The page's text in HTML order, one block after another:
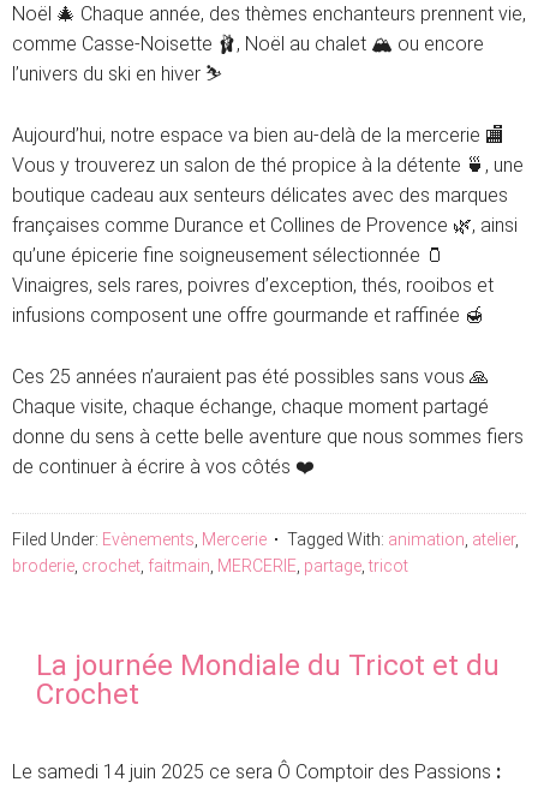
Noël 🎄 Chaque année, des thèmes enchanteurs prennent vie,
comme Casse-Noisette 🩰, Noël au chalet 🏔️ ou encore
l’univers du ski en hiver ⛷️
Aujourd’hui, notre espace va bien au-delà de la mercerie 🏬
Vous y trouverez un salon de thé propice à la détente 🍵, une
boutique cadeau aux senteurs délicates avec des marques
françaises comme Durance et Collines de Provence 🌿, ainsi
qu’une épicerie fine soigneusement sélectionnée 🫙
Vinaigres, sels rares, poivres d’exception, thés, rooibos et
infusions composent une offre gourmande et raffinée 🍯
Ces 25 années n’auraient pas été possibles sans vous 🙏
Chaque visite, chaque échange, chaque moment partagé
donne du sens à cette belle aventure que nous sommes fiers
de continuer à écrire à vos côtés ❤️
Filed Under: Evènements Mercerie Tagged With: animation atelier,
broderie crochet faitmain MERCERIE partage ,tricot
La journée Mondiale du Tricot et du
Crochet
Le samedi 14 juin 2025 ce sera Ô Comptoir des Passions :